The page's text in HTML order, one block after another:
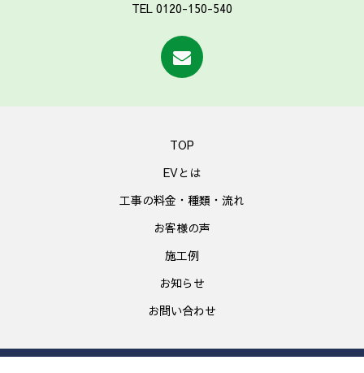
TEL 0120-150-540
TOP
EVとは
工事の料金・種類・流れ
お客様の声
施工例
お知らせ
お問い合わせ